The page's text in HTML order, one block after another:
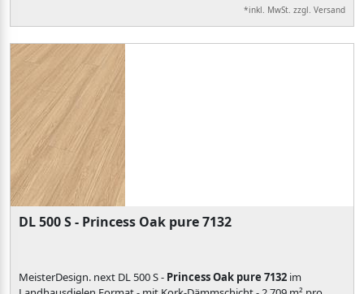
*inkl. MwSt. zzgl. Versand
DL 500 S - Princess Oak pure 7132
MeisterDesign. next DL 500 S - Princess Oak pure 7132 im